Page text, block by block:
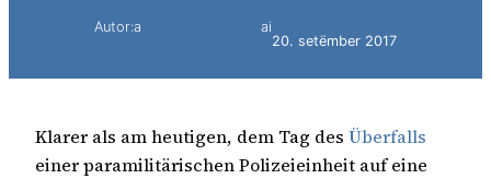
Autor:a
ai
20. setëmber 2017
Klarer als am heutigen, dem Tag des Überfalls
einer paramilitärischen Polizeieinheit auf eine